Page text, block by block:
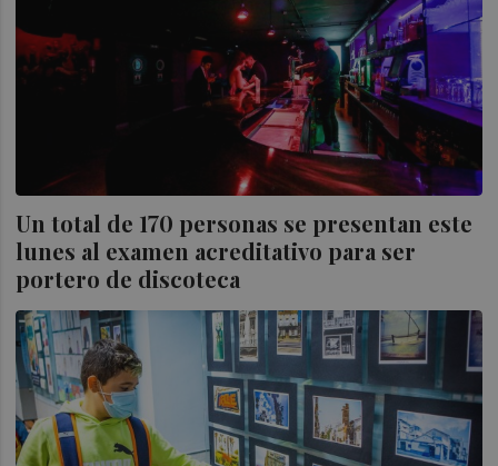
Un total de 170 personas se presentan este
lunes al examen acreditativo para ser
portero de discoteca